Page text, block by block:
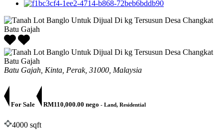
Batu Gajah, Kinta, Perak, 31000, Malaysia
For Sale RM110,000.00 nego - Land, Residential
4000 sqft